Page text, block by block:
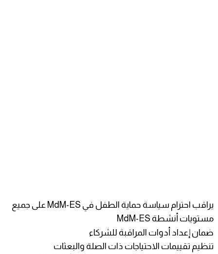
يراقب احترام سياسة حماية الطفل في MdM-ES على جميع
مستويات أنشطة MdM-ES
ضمان إعداد أدوات المراقبة للشركاء
تنظيم تقييمات الاحتياجات ذات الصلة والبعثات